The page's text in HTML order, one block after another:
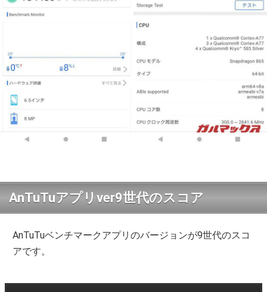
AnTuTuアプリver9世代のスコア
AnTuTuベンチマークアプリのバージョンが9世代のスコ
アです。